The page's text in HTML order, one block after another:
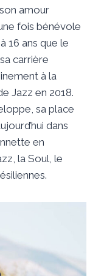
amour
fois bénévole
16 ans que le
carrière
à la
Jazz en 2018.
sa place
dans
en
la Soul, le